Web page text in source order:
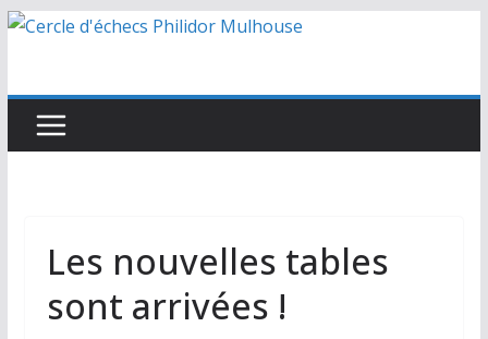
Passer
Les nouvelles tables
sont arrivées !